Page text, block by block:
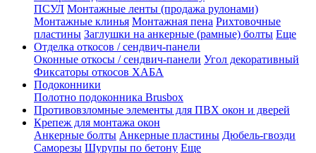
ПСУЛ Монтажные ленты (продажа рулонами)
Монтажные клинья Монтажная пена Рихтовочные
пластины Заглушки на анкерные (рамные) болты Еще
Отделка откосов / сендвич-панели
Оконные откосы / сендвич-панели Угол декоративный
Фиксаторы откосов ХАБА
Подоконники
Полотно подоконника Brusbox
Противовзломные элементы для ПВХ окон и дверей
Крепеж для монтажа окон
Анкерные болты Анкерные пластины Дюбель-гвозди
Саморезы Шурупы по бетону Еще